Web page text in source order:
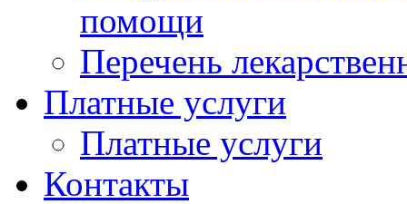
помощи
Перечень
Платные услуги
Платные услуги
Контакты